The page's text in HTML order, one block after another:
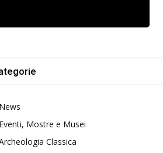
Mostre e Musei
Classica